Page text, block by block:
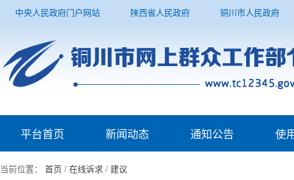
中央人民政府门户网站 陕西省人民政府 铜川市人民政府
平台首页 新闻动态 通知公告 使
当前位置： 首页 / 在线诉求 / 建议